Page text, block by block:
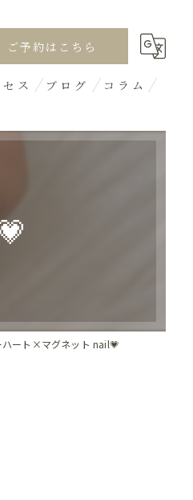
ご予約はこちら
ス ブログ コラム
ート×マグネット nail💗